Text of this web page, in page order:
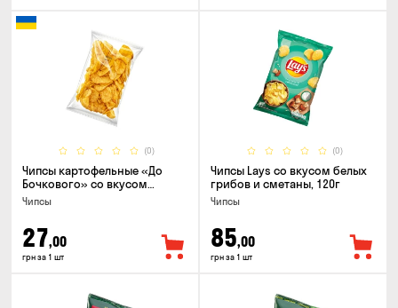
(0)
Чипсы картофельные «До
Бочкового» со вкусом
сметаны с зеленью, 100г
Чипсы
27,00
грн за 1 шт
(0)
Чипсы Lays со вкусом белых
грибов и сметаны, 120г
Чипсы
85,00
грн за 1 шт